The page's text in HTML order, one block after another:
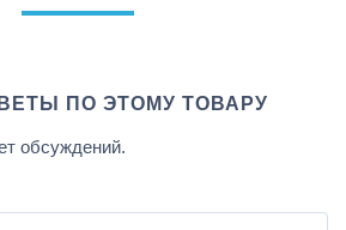
ПО ЭТОМУ ТОВАРУ
обсуждений.